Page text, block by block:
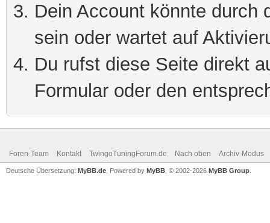
Dein Account könnte durch
sein oder wartet auf
Du rufst diese Seite direkt
Formular oder den
Foren-Team Kontakt TwingoTuningForum.de Nach oben Archiv-Modus
Deutsche Übersetzung: MyBB.de , Powered by MyBB , © 2002-2026 MyBB Group